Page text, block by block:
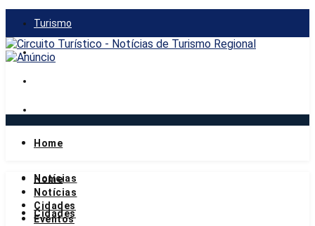
Turismo
Gastronomia
segunda-feira, 10 de agosto de 2026
Home
Notícias
Cidades
Home
Notícias
Cidades
Eventos